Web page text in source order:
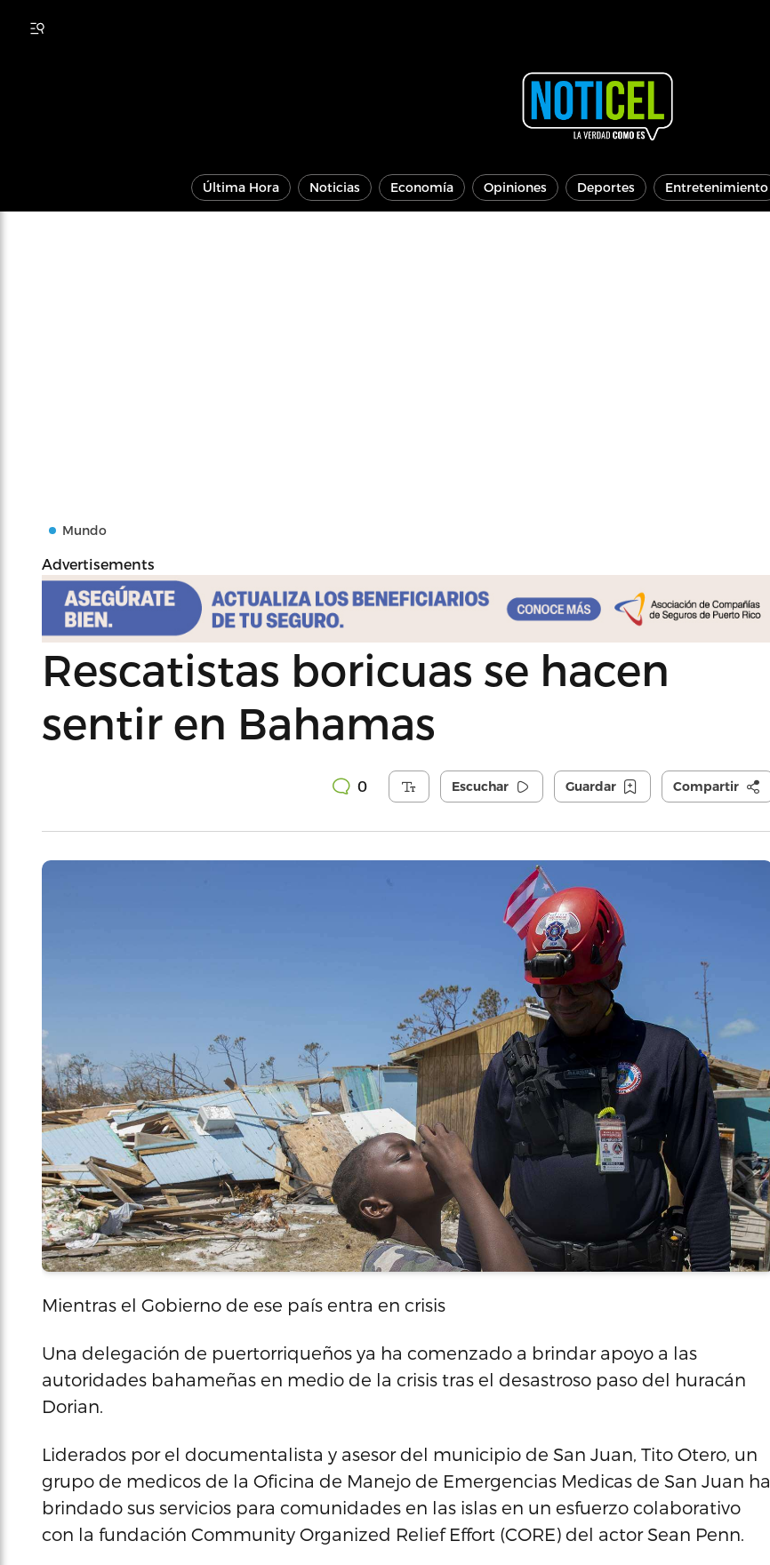
Última Hora Noticias Economía Opiniones Deportes Entretenimiento
Mundo
Advertisements
Rescatistas boricuas se hacen
sentir en Bahamas
0 Escuchar Guardar Compartir
Mientras el Gobierno de ese país entra en crisis
Una delegación de puertorriqueños ya ha comenzado a brindar apoyo a las
autoridades bahameñas en medio de la crisis tras el desastroso paso del huracán
Dorian.
Liderados por el documentalista y asesor del municipio de San Juan, Tito Otero, un
grupo de medicos de la Oficina de Manejo de Emergencias Medicas de San Juan ha
brindado sus servicios para comunidades en las islas en un esfuerzo colaborativo
con la fundación Community Organized Relief Effort (CORE) del actor Sean Penn.